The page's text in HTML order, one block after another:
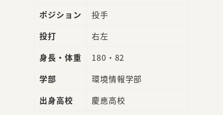
ポジション
投手
投打
右左
身長・体重
180・82
学部
環境情報学部
出身高校
慶應高校